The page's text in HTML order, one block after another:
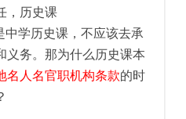
，历史课
学历史课，不应该去承
义务。那为什么历史课本
名人名官职机构条款的时